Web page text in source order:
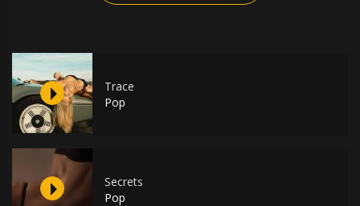
Trace
Pop
Secrets
Pop